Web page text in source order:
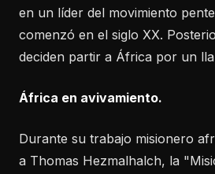
en un líder del movimiento
comenzó en el siglo XX.
deciden partir a África por un
África en avivamiento.
Durante su trabajo misionero
a Thomas Hezmalhalch, la